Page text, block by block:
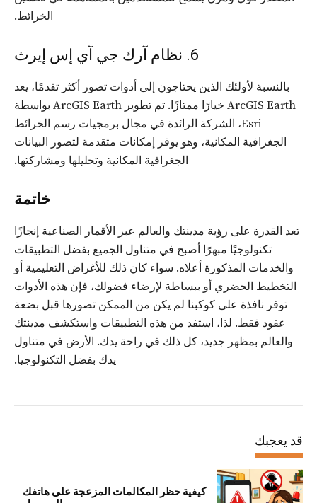
الخرائط.
6. نظام آرك جي آي إس إيرث
بالنسبة لأولئك الذين يحتاجون إلى أدوات تصور أكثر تقدمًا، يعد
ArcGIS Earth خيارًا ممتازًا. تم تطوير ArcGIS Earth بواسطة
Esri، الشركة الرائدة في مجال برمجيات رسم الخرائط
الجغرافية المكانية، وهو يوفر إمكانات متقدمة لتصور البيانات
الجغرافية المكانية وتحليلها ومشاركتها.
خاتمة
تعد القدرة على رؤية مدينتك والعالم عبر الأقمار الصناعية إنجازًا
تكنولوجيًا مبهرًا أصبح في متناول الجميع بفضل التطبيقات
والخدمات المذكورة أعلاه. سواء كان ذلك للأغراض التعليمية أو
التخطيط الحضري أو ببساطة لإرضاء فضولك، فإن هذه الأدوات
توفر نافذة على كوكبنا لم يكن من الممكن تصورها قبل بضعة
عقود فقط. لذا، استفد من هذه التطبيقات واستكشف مدينتك
والعالم بمظهر جديد، كل ذلك في راحة يدك. الأرض في متناول
يدك بفضل التكنولوجيا.
قد يعجبك
كيفية حظر المكالمات المزعجة على هاتفك